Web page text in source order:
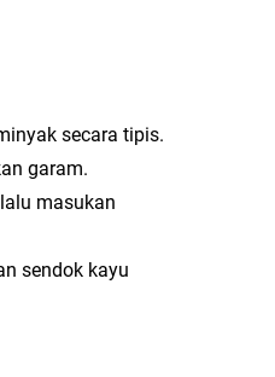
secara tipis.
garam.
masukan
sendok kayu